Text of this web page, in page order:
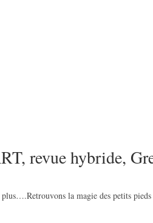
revue hybride,
plus….Retrouvons la magie des petits